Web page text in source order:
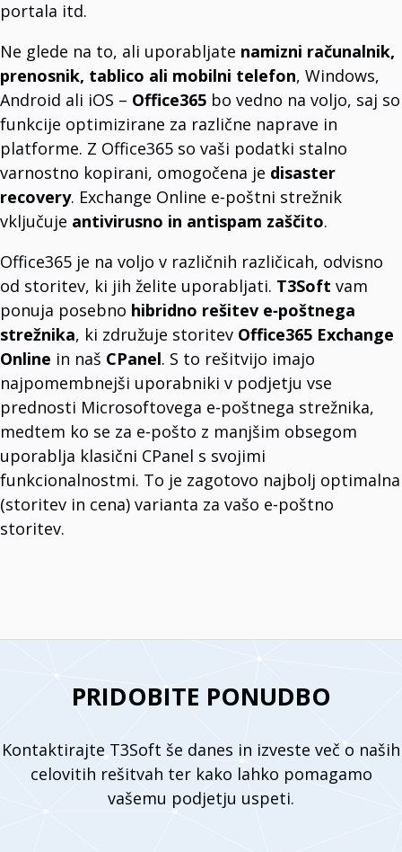
portala itd.
Ne glede na to, ali uporabljate namizni računalnik,
prenosnik, tablico ali mobilni telefon, Windows,
Android ali iOS – Office365 bo vedno na voljo, saj so
funkcije optimizirane za različne naprave in
platforme. Z Office365 so vaši podatki stalno
varnostno kopirani, omogočena je disaster
recovery. Exchange Online e‑poštni strežnik
vključuje antivirusno in antispam zaščito.
Office365 je na voljo v različnih različicah, odvisno
od storitev, ki jih želite uporabljati. T3Soft vam
ponuja posebno hibridno rešitev e‑poštnega
strežnika, ki združuje storitev Office365 Exchange
Online in naš CPanel. S to rešitvijo imajo
najpomembnejši uporabniki v podjetju vse
prednosti Microsoftovega e‑poštnega strežnika,
medtem ko se za e‑pošto z manjšim obsegom
uporablja klasični CPanel s svojimi
funkcionalnostmi. To je zagotovo najbolj optimalna
(storitev in cena) varianta za vašo e‑poštno
storitev.
PRIDOBITE PONUDBO
Kontaktirajte T3Soft še danes in izveste več o naših
celovitih rešitvah ter kako lahko pomagamo
vašemu podjetju uspeti.